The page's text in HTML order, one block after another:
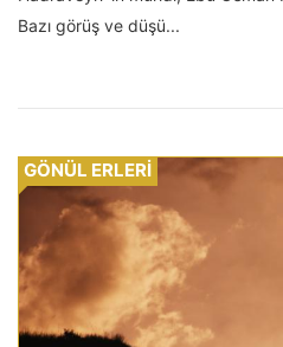
Bazı görüş ve düşü...
GÖNÜL ERLERİ